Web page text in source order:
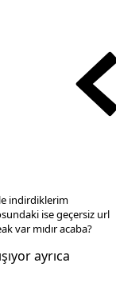
indirdiklerim
ise geçersiz url
var mıdır acaba?
ayrıca